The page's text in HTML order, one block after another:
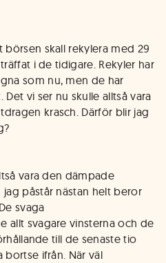
skall rekylera med 29
i de tidigare. Rekyler har
som nu, men de har
vi ser nu skulle alltså vara
krasch. Därför blir jag
vara den dämpade
jag påstår nästan helt beror
svaga
allt svagare vinsterna och de
till de senaste tio
bortse ifrån. När väl